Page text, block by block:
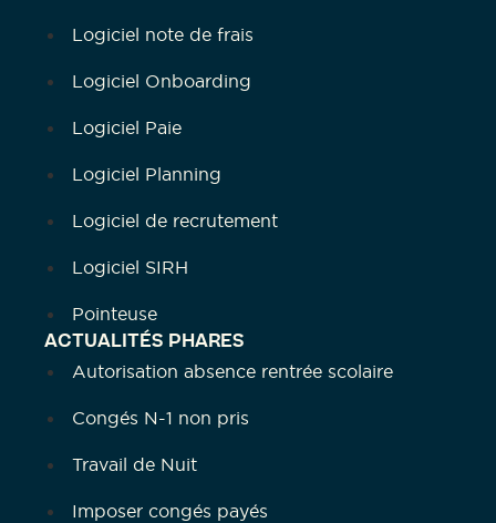
Logiciel note de frais
Logiciel Onboarding
Logiciel Paie
Logiciel Planning
Logiciel de recrutement
Logiciel SIRH
Pointeuse
ACTUALITÉS PHARES
Autorisation absence rentrée scolaire
Congés N-1 non pris
Travail de Nuit
Imposer congés payés